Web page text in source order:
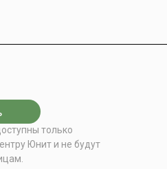
только
Юнит и не будут